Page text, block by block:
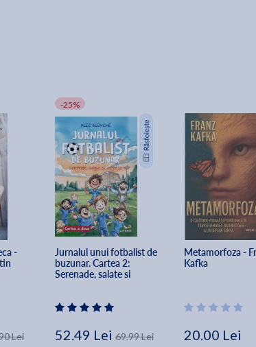
-
Lei
-25%
Jurnalul unui fotbalist de
buzunar. Cartea 2:
Serenade, salate si
52.49 Lei 69.99 Lei
Metamorfoza -
Kafka
20.00 Lei